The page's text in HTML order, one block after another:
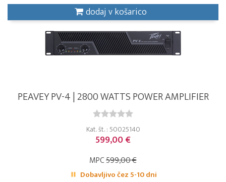
dodaj v košarico
PEAVEY PV-4 | 2800 WATTS POWER AMPLIFIER
Kat. št. : 50025140
599,00 €
MPC599,00 €
Dobavljivo čez 5-10 dni